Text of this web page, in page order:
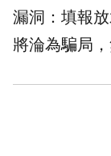
漏洞：填報
將淪為騙局